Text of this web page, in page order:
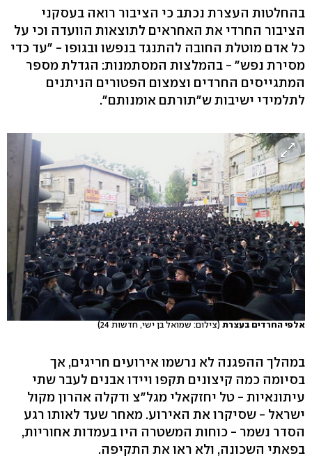
בהחלטות העצרת נכתב כי הציבור רואה בעסקני
הציבור החרדי את האחראים לתוצאות הוועדה וכי על
כל אדם מוטלת החובה להתנגד בנפשו ובגופו - "עד כדי
מסירת נפש" - בהמלצות המסתמנות: הגדלת מספר
המתגייסים החרדים וצמצום הפטורים הניתנים
לתלמידי ישיבות ש"תורתם אומנותם".
אלפי החרדים בעצרת (צילום: שמואל בן ישי, חדשות 24)
במהלך ההפגנה לא נרשמו אירועים חריגים, אך
בסיומה כמה קיצונים תקפו ויידו אבנים לעבר שתי
עיתונאיות - טל יחזקאלי מגל"צ ודקלה אהרון מקול
ישראל - שסיקרו את האירוע. מאחר שעד לאותו רגע
הסדר נשמר - כוחות המשטרה היו בעמדות אחוריות,
בפאתי השכונה, ולא ראו את התקיפה.